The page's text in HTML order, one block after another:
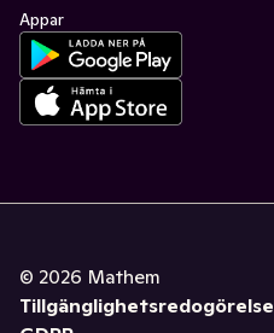
Appar
© 2026 Mathem
Tillgänglighetsredogörelse